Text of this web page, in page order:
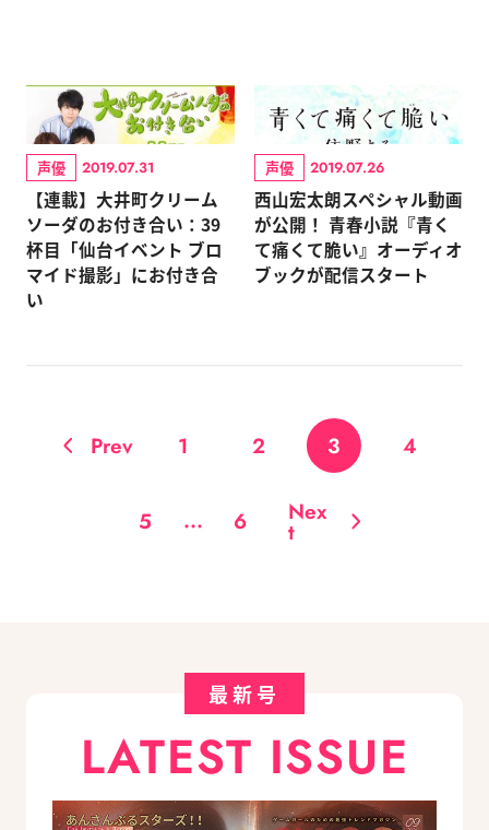
声優 2019.07.31
【連載】大井町クリーム
ソーダのお付き合い：39
杯目「仙台イベント ブロ
マイド撮影」にお付き合
い
声優 2019.07.26
西山宏太朗スペシャル動画
が公開！ 青春小説『青く
て痛くて脆い』オーディオ
ブックが配信スタート
Prev 1 2 3 4
5 ... 6 Nex
t
最新号
LATEST ISSUE